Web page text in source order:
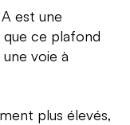
est une
que ce plafond
voie à
plus élevés,